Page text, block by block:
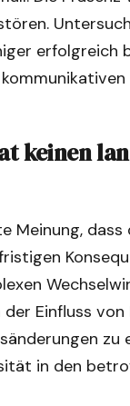
erfolgreich
keinen
Einfluss
in den